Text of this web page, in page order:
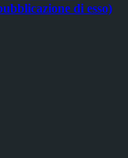
di esso)